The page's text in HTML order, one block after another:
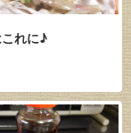
れに♪